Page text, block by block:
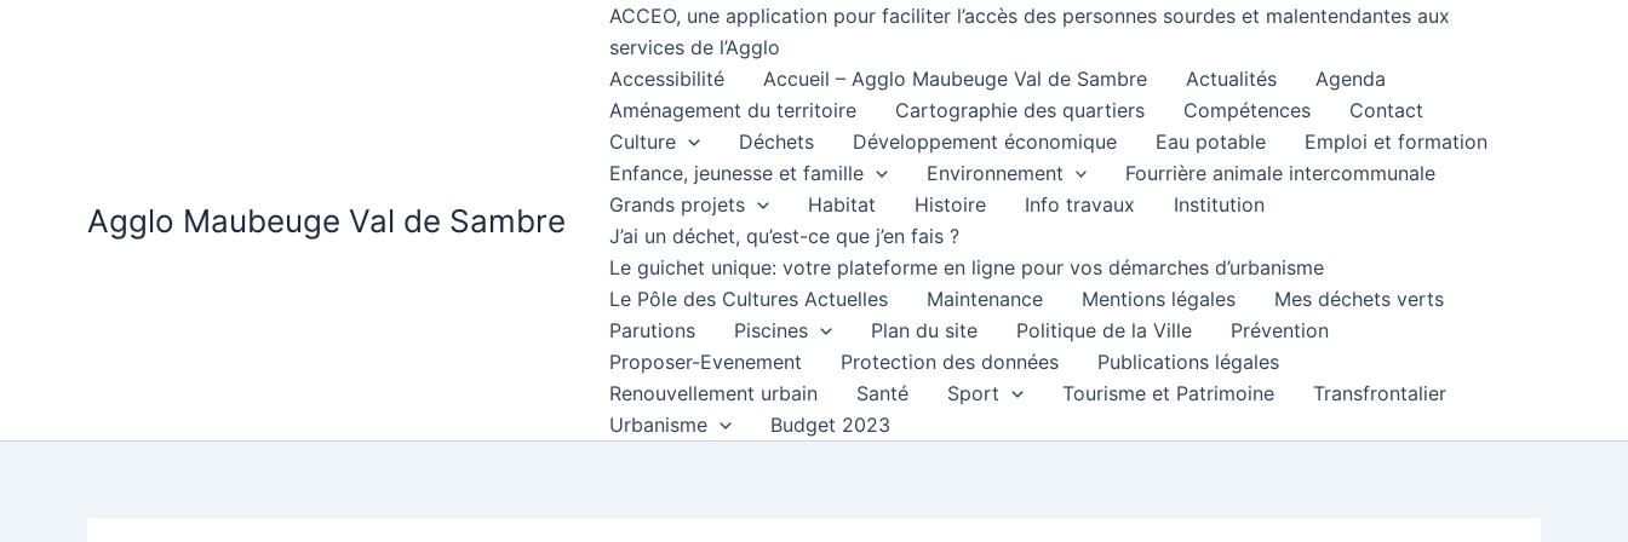
Agglo Maubeuge Val de Sambre
ACCEO, une application pour faciliter l’accès des personnes sourdes et malentendantes aux
services de l’Agglo
Accessibilité
Accueil – Agglo Maubeuge Val de Sambre Actualités
Agenda
Aménagement du territoire
Cartographie des quartiers Compétences
Contact
Culture
Déchets Développement économique Eau potable
Emploi et formation
Enfance, jeunesse et famille
Environnement
Fourrière animale intercommunale
Grands projets
Habitat Histoire Info travaux
Institution
J’ai un déchet, qu’est-ce que j’en fais ?
Le guichet unique: votre plateforme en ligne pour vos démarches d’urbanisme
Le Pôle des Cultures Actuelles
Maintenance Mentions légales
Mes déchets verts
Parutions
Piscines Plan du site Politique de la Ville
Prévention
Proposer-Evenement
Protection des données
Publications légales
Renouvellement urbain
Santé Sport Tourisme et Patrimoine
Transfrontalier
Urbanisme
Budget 2023